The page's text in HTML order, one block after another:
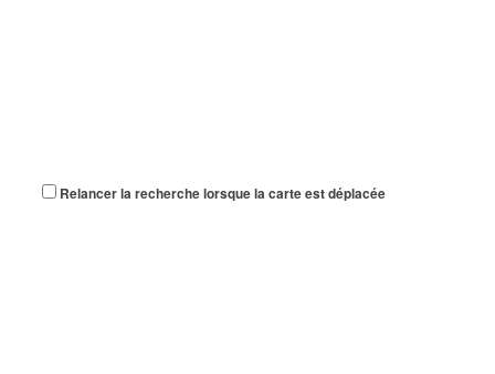
Relancer la recherche lorsque la carte est déplacée